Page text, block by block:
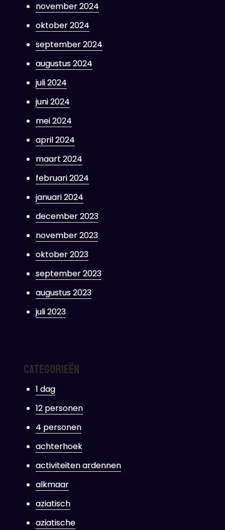
november 2024
oktober 2024
september 2024
augustus 2024
juli 2024
juni 2024
mei 2024
april 2024
maart 2024
februari 2024
januari 2024
december 2023
november 2023
oktober 2023
september 2023
augustus 2023
juli 2023
Categorieën
1 dag
12 personen
4 personen
achterhoek
activiteiten ardennen
alkmaar
aziatisch
aziatische